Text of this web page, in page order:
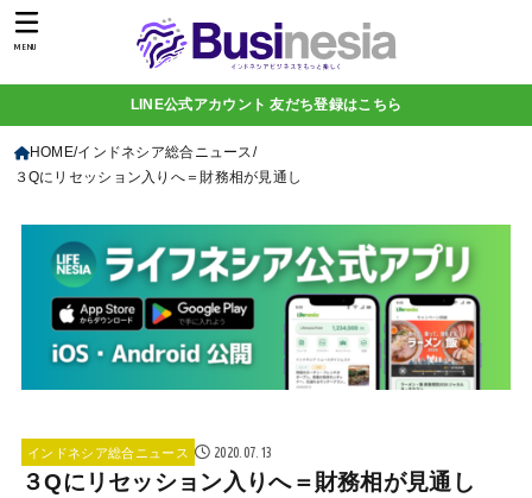
MENU
LINE公式アカウント 友だち登録はこちら
HOME インドネシア総合ニュース
３Qにリセッション入りへ＝財務相が見通し
インドネシア総合ニュース 2020.07.13
３Qにリセッション入りへ＝財務相が見通し